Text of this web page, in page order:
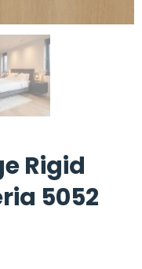
Rigid
5052